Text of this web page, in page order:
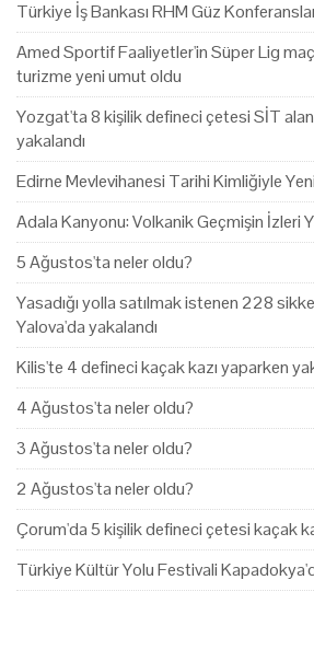
Türkiye İş Bankası RHM Güz
Amed Sportif Faaliyetler'in Süper Lig
turizme yeni umut oldu
Yozgat'ta 8 kişilik defineci çetesi SİT
yakalandı
Edirne Mevlevihanesi Tarihi Kimliğiyle
Adala Kanyonu: Volkanik Geçmişin İzleri
5 Ağustos'ta neler oldu?
Yasadığı yolla satılmak istenen 228
Yalova'da yakalandı
Kilis'te 4 defineci kaçak kazı yaparken
4 Ağustos'ta neler oldu?
3 Ağustos'ta neler oldu?
2 Ağustos'ta neler oldu?
Çorum'da 5 kişilik defineci çetesi kaçak
Türkiye Kültür Yolu Festivali